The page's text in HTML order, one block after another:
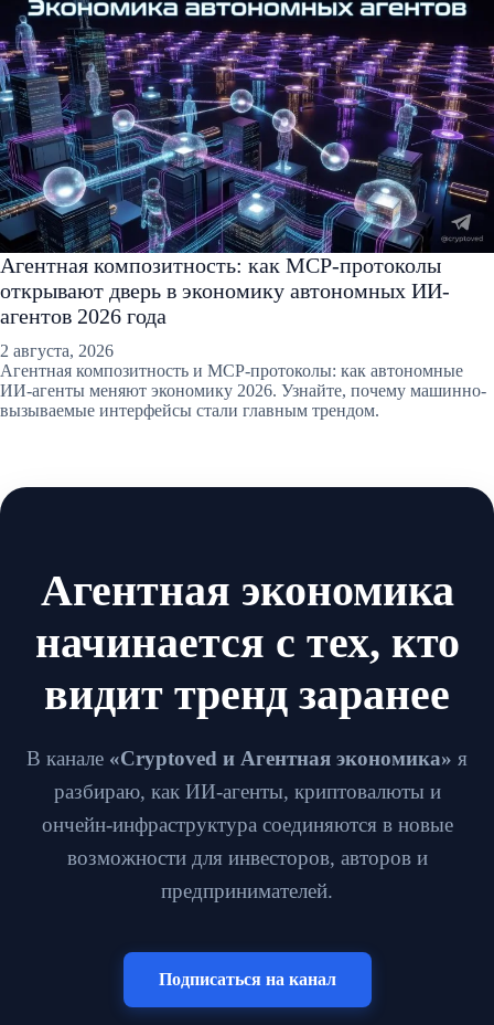
Агентная композитность: как MCP-протоколы
открывают дверь в экономику автономных ИИ-
агентов 2026 года
2 августа, 2026
Агентная композитность и MCP-протоколы: как автономные
ИИ-агенты меняют экономику 2026. Узнайте, почему машинно-
вызываемые интерфейсы стали главным трендом.
Агентная экономика
начинается с тех, кто
видит тренд заранее
В канале «Cryptoved и Агентная экономика» я
разбираю, как ИИ-агенты, криптовалюты и
ончейн-инфраструктура соединяются в новые
возможности для инвесторов, авторов и
предпринимателей.
Подписаться на канал